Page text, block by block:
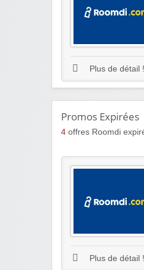
Plus de détail !
Promos Expirées
4 offres Roomdi
Plus de détail !